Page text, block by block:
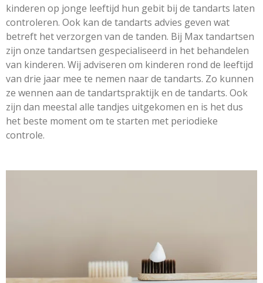
kinderen op jonge leeftijd hun gebit bij de tandarts laten
controleren. Ook kan de tandarts advies geven wat
betreft het verzorgen van de tanden. Bij Max tandartsen
zijn onze tandartsen gespecialiseerd in het behandelen
van kinderen. Wij adviseren om kinderen rond de leeftijd
van drie jaar mee te nemen naar de tandarts. Zo kunnen
ze wennen aan de tandartspraktijk en de tandarts. Ook
zijn dan meestal alle tandjes uitgekomen en is het dus
het beste moment om te starten met periodieke
controle.